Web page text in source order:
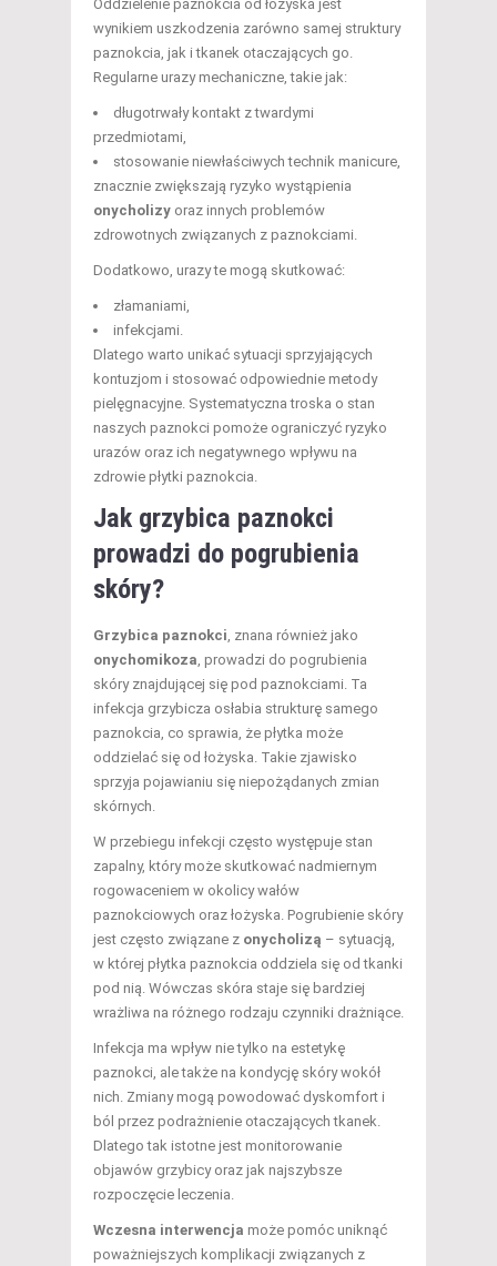
Oddzielenie paznokcia od łożyska jest
wynikiem uszkodzenia zarówno samej struktury
paznokcia, jak i tkanek otaczających go.
Regularne urazy mechaniczne, takie jak:
długotrwały kontakt z twardymi
przedmiotami,
stosowanie niewłaściwych technik manicure,
znacznie zwiększają ryzyko wystąpienia
onycholizy oraz innych problemów
zdrowotnych związanych z paznokciami.
Dodatkowo, urazy te mogą skutkować:
złamaniami,
infekcjami.
Dlatego warto unikać sytuacji sprzyjających
kontuzjom i stosować odpowiednie metody
pielęgnacyjne. Systematyczna troska o stan
naszych paznokci pomoże ograniczyć ryzyko
urazów oraz ich negatywnego wpływu na
zdrowie płytki paznokcia.
Jak grzybica paznokci
prowadzi do pogrubienia
skóry?
Grzybica paznokci , znana również jako
onychomikoza , prowadzi do pogrubienia
skóry znajdującej się pod paznokciami. Ta
infekcja grzybicza osłabia strukturę samego
paznokcia, co sprawia, że płytka może
oddzielać się od łożyska. Takie zjawisko
sprzyja pojawianiu się niepożądanych zmian
skórnych.
W przebiegu infekcji często występuje stan
zapalny, który może skutkować nadmiernym
rogowaceniem w okolicy wałów
paznokciowych oraz łożyska. Pogrubienie skóry
jest często związane z onycholizą – sytuacją,
w której płytka paznokcia oddziela się od tkanki
pod nią. Wówczas skóra staje się bardziej
wrażliwa na różnego rodzaju czynniki drażniące.
Infekcja ma wpływ nie tylko na estetykę
paznokci, ale także na kondycję skóry wokół
nich. Zmiany mogą powodować dyskomfort i
ból przez podrażnienie otaczających tkanek.
Dlatego tak istotne jest monitorowanie
objawów grzybicy oraz jak najszybsze
rozpoczęcie leczenia.
Wczesna interwencja może pomóc uniknąć
poważniejszych komplikacji związanych z